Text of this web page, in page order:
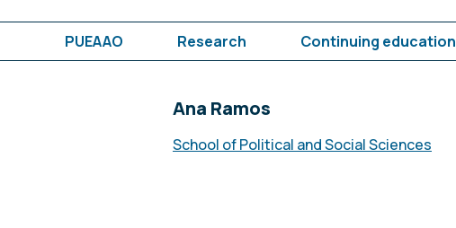
PUEAAO Research Continuing education
Ana Ramos
School of Political and Social Sciences